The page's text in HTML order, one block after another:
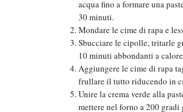
acqua fino a formare una
30 minuti.
Mondare le cime di rapa e
Sbucciare le cipolle, tritarle
10 minuti abbondanti a
Aggiungere le cime di rapa
frullare il tutto riducendo in
Unire la crema verde alla
mettere nel forno a 200